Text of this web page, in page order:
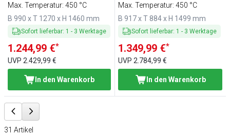
Max. Temperatur: 450 °C
B 990 x T 1270 x H 1460 mm
Sofort lieferbar: 1 - 3 Werktage
1.244,99 €*
UVP 2.429,99 €
In den Warenkorb
Max. Temperatur: 450 °C
B 917 x T 884 x H 1499 mm
Sofort lieferbar: 1 - 3 Werktage
1.349,99 €*
UVP2.784,99 €
In den Warenkorb
31 Artikel